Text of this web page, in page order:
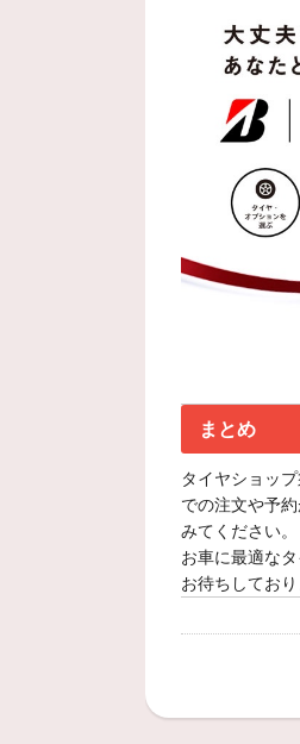
まとめ
タイヤショッ
での注文や予
みてください。
お車に最適な
お待ちしており